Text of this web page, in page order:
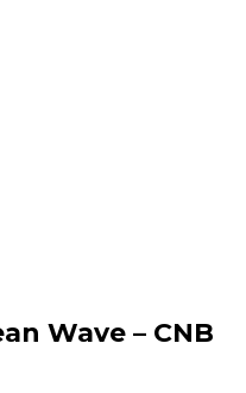
Wave – CNB